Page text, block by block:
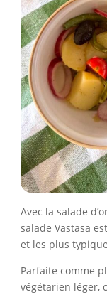
Avec la salade
salade Vastasa
et les plus
Parfaite comme
végétarien léger,